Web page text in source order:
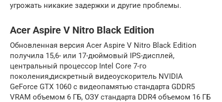
угрожать никакие задержки и другие проблемы.
Acer Aspire V Nitro Black Edition
Обновленная версия Acer Aspire V Nitro Black Edition
получила 15,6- или 17-дюймовый IPS-дисплей,
центральный процессор Intel Core 7-го
поколения,дискретный видеоускоритель NVIDIA
GeForce GTX 1060 с видеопамятью стандарта GDDR5
VRAM объемом 6 ГБ, ОЗУ стандарта DDR4 объемом 16 ГБ